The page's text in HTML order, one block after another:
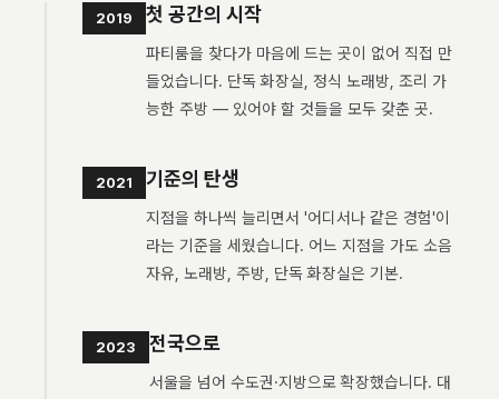
2019 첫 공간의 시작
파티룸을 찾다가 마음에 드는 곳이 없어 직접 만
들었습니다. 단독 화장실, 정식 노래방, 조리 가
능한 주방 — 있어야 할 것들을 모두 갖춘 곳.
2021 기준의 탄생
지점을 하나씩 늘리면서 '어디서나 같은 경험'이
라는 기준을 세웠습니다. 어느 지점을 가도 소음
자유, 노래방, 주방, 단독 화장실은 기본.
2023 전국으로
서울을 넘어 수도권·지방으로 확장했습니다. 대